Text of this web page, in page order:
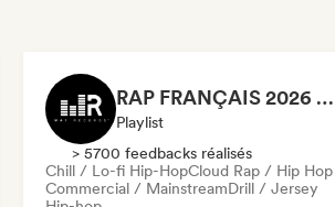
RAP FRANÇAIS 2026 🔥🇫🇷 (Way Records)
Playlist
> 5700 feedbacks réalisés
Chill / Lo-fi Hip-HopCloud Rap / Hip Hop
Commercial / MainstreamDrill / Jersey